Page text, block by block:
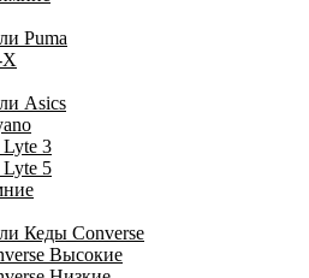
Puma
X
Asics
Lyte 3
Lyte 5
Кеды Converse
Высокие